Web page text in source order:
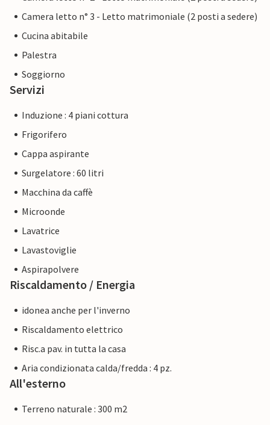
Camera letto n° 3 - Letto matrimoniale (2 posti a sedere)
Cucina abitabile
Palestra
Soggiorno
Servizi
Induzione : 4 piani cottura
Frigorifero
Cappa aspirante
Surgelatore : 60 litri
Macchina da caffè
Microonde
Lavatrice
Lavastoviglie
Aspirapolvere
Riscaldamento / Energia
idonea anche per l'inverno
Riscaldamento elettrico
Risc.a pav. in tutta la casa
Aria condizionata calda/fredda : 4 pz.
All'esterno
Terreno naturale : 300 m2